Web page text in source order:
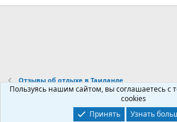
Отзывы об отдыхе в Таиланде
Условия и правила
Политика
Главная
R
Пользуясь нашим сайтом, вы соглашаетесь с
cookies
Принять
Узнать